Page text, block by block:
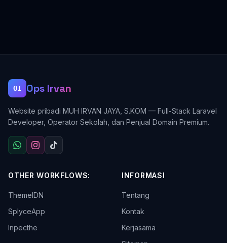
OI Ops Irvan
Website pribadi MUH IRVAN JAYA, S.KOM — Full-Stack Laravel
Developer, Operator Sekolah, dan Penjual Domain Premium.
OTHER WORKFLOWS:
ThemeIDN
SplyceApp
Inpecthe
INFORMASI
Tentang
Kontak
Kerjasama